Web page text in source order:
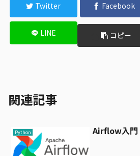
Twitter Facebook
LINE コピー
関連記事
Python Airflow入門